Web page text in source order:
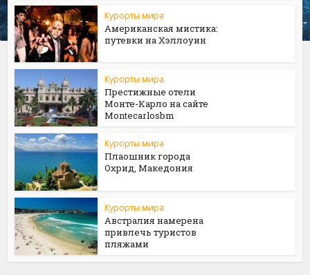
Курорты мира
Американская мистика:
путевки на Хэллоуин
Курорты мира
Престижные отели
Монте-Карло на сайте
Мontecarlosbm
Курорты мира
Плаошник города
Охрид, Македония
Курорты мира
Австралия намерена
привлечь туристов
пляжами